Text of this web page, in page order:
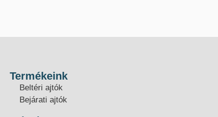
Termékeink
Beltéri ajtók
Bejárati ajtók